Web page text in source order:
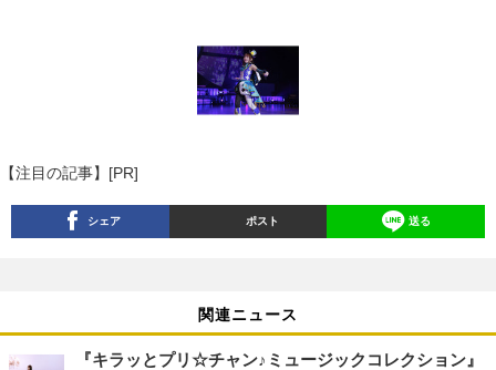
【注目の記事】[PR]
シェア ポスト 送る
関連ニュース
『キラッとプリ☆チャン♪ミュージックコレクション』